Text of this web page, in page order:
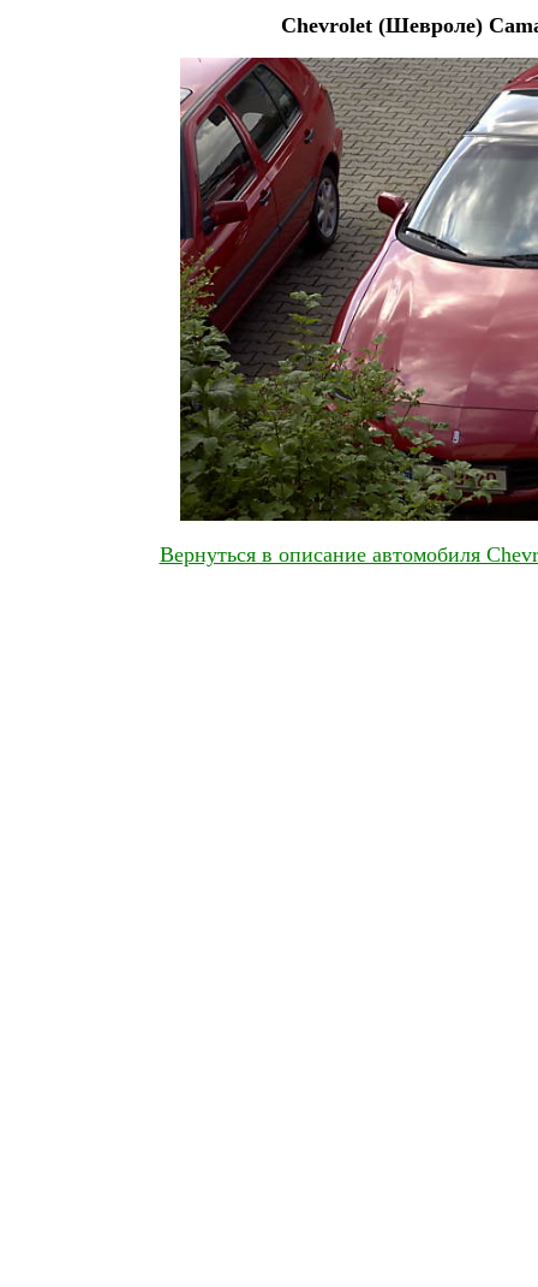
Chevrolet (Шевроле)
Вернуться в описание автомобиля